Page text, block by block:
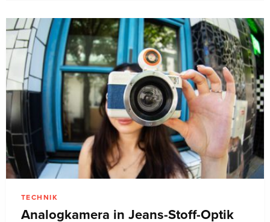
TECHNIK
Analogkamera in Jeans-Stoff-Optik